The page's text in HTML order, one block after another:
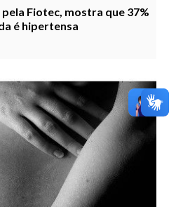
Fiotec, mostra que 37%
é hipertensa